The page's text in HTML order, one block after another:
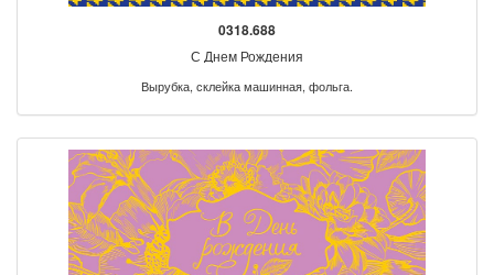
0318.688
С Днем Рождения
Вырубка, склейка машинная, фольга.